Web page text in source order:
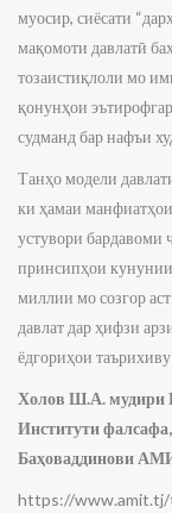
муосир, сиёсати
мақомоти давлатӣ
тозаистиқлоли мо
қонунҳои
судманд бар нафъи
Танҳо модели
ки ҳамаи
устувори бардавоми
принсипҳои кунунии
миллии мо созгор
давлат дар ҳифзи
ёдгориҳои
Холов Ш.А. мудири
Институти
Баҳоваддинови
https://www.amit.tj/